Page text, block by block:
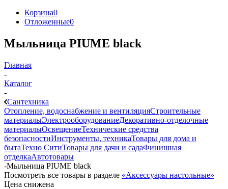
Корзина0
Отложенные0
Мыльница PIUME black
Главная
-
Каталог
-
Сантехника
Отопление, водоснабжение и вентиляцияСтроительные
материалыЭлектрооборудованиеДекоративно-отделочные
материалыОсвещениеТехнические средства
безопасностиИнструменты, техникаТовары для дома и
бытаТехно СитиТовары для дачи и садаФинишная
отделкаАвтотовары
-Мыльница PIUME black
Посмотреть все товары в разделе «Аксессуары настольные»
Цена снижена